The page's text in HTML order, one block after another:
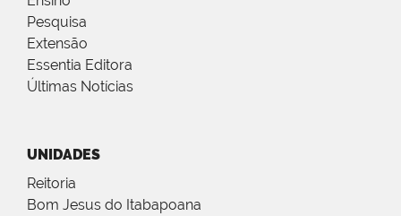
Pesquisa
Extensão
Essentia Editora
Últimas Notícias
UNIDADES
Reitoria
Bom Jesus do Itabapoana